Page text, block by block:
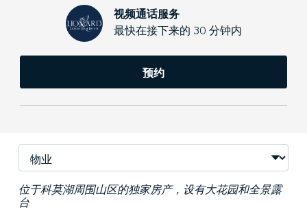
视频通话服务
最快在接下来的 30 分钟内
预约
位于科莫湖周围山区的独家房产，设有大花园和全景露
台